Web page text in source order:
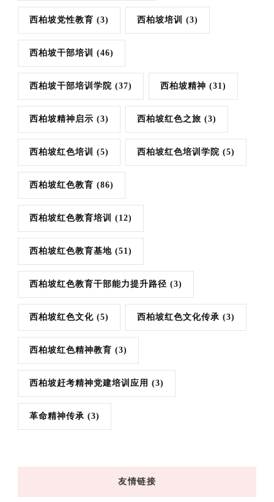
西柏坡党性教育 (3) 西柏坡培训 (3)
西柏坡干部培训 (46)
西柏坡干部培训学院 (37) 西柏坡精神 (31)
西柏坡精神启示 (3) 西柏坡红色之旅 (3)
西柏坡红色培训 (5) 西柏坡红色培训学院 (5)
西柏坡红色教育 (86)
西柏坡红色教育培训 (12)
西柏坡红色教育基地 (51)
西柏坡红色教育干部能力提升路径 (3)
西柏坡红色文化 (5) 西柏坡红色文化传承 (3)
西柏坡红色精神教育 (3)
西柏坡赶考精神党建培训应用 (3)
革命精神传承 (3)
友情链接